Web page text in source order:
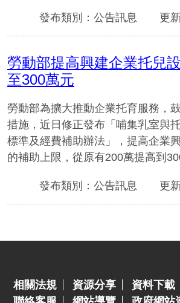
發布類別：公告訊息 更
勞動部提高興建企業托兒
至300萬元
勞動部為擴大推動企業托育服務，
措施，近日修正發布「哺集乳室與
標準及經費補助辦法」，提高企業
的補助上限，從原有200萬提高到
發布類別：公告訊息 更
:::
相關法規 資源分享 資料下載